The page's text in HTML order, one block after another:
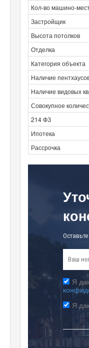
Кол-во машино-
Застройщик
Высота потолков
Отделка
Категория объекта
Наличие
Наличие видовых
Совокупное
214 ФЗ
Ипотека
Рассрочка
Я
Я